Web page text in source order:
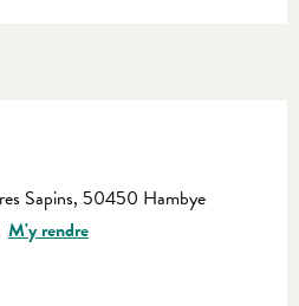
Sapins, 50450 Hambye
M'y rendre